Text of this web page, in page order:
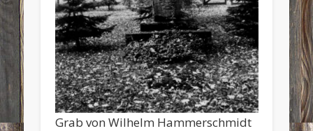
Grab von Wilhelm Hammerschmidt